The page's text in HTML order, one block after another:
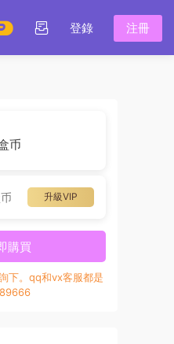
登錄 注冊
币
升級VIP
購買
下。qq和vx客服都是